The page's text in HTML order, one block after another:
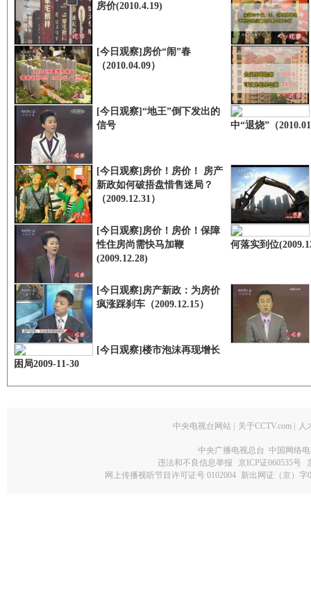
房价(2010.4.19)
[今日观察]房价“闹”春
（2010.04.09）
[今日观察]“地王”倒下发出的
信号
中“退烧”（
[今日观察]房价！房价！ 房产
新政如何破捂盘惜售迷局？
（2009.12.31）
[今日观察]房价！房价！保障
性住房尚需快马加鞭
(2009.12.28)
何落实到位
[今日观察]房产新政：为房价
疯涨踩刹车（2009.12.15）
[今日观察]楼市泡沫再现增长
困局2009-11-30
中央电视台网站 关于CCTV.com 人
中央广播电视总台 中国网络
违法和不良信息举报
京ICP证060535号
网上传播视听节目许可证号 0102004 新出网证（京）